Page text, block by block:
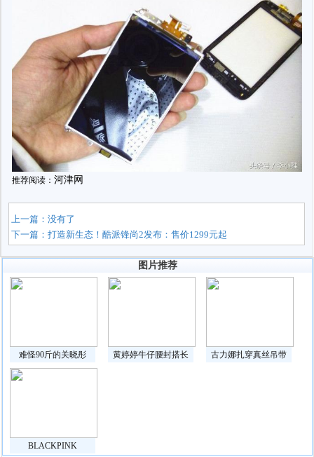
推荐阅读： 河津网
上一篇：没有了
下一篇：打造新生态！酷派锋尚2发布：售价1299元起
图片推荐
难怪90斤的关晓彤 黄婷婷牛仔腰封搭长 古力娜扎穿真丝吊带
BLACKPINK